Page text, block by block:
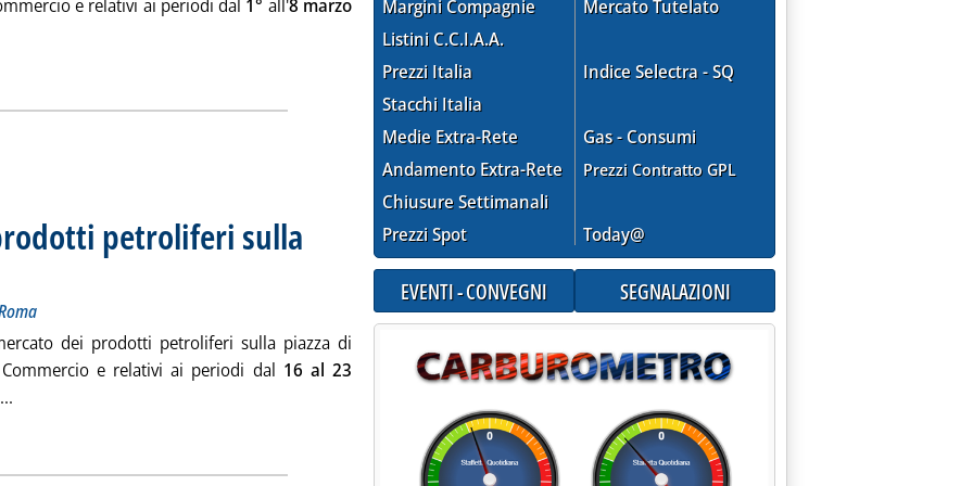
e relativi ai periodi dal 1° all'8 marzo
la notizia: 'Listino dei prezzi dei prodotti petroliferi sulla piazza di Roma'
petroliferi sulla
della Camera di Commercio di Roma
20 marzo 2013 alle 15.12.
dei prodotti petroliferi sulla piazza di
e relativi ai periodi dal 16 al 23
Margini Compagnie
Listini C.C.I.A.A.
Prezzi Italia
Stacchi Italia
Medie Extra-Rete
Andamento Extra-Rete
Chiusure Settimanali
Prezzi Spot
Mercato Tutelato
Indice Selectra - SQ
Gas - Consumi
Prezzi Contratto GPL
Today@
EVENTI - CONVEGNI SEGNALAZIONI